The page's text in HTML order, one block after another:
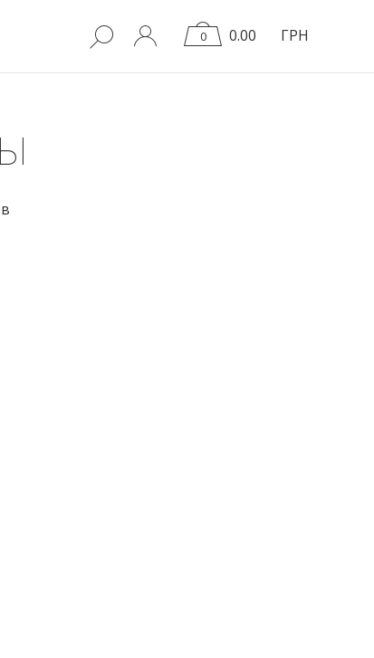
0 0.00 ГРН